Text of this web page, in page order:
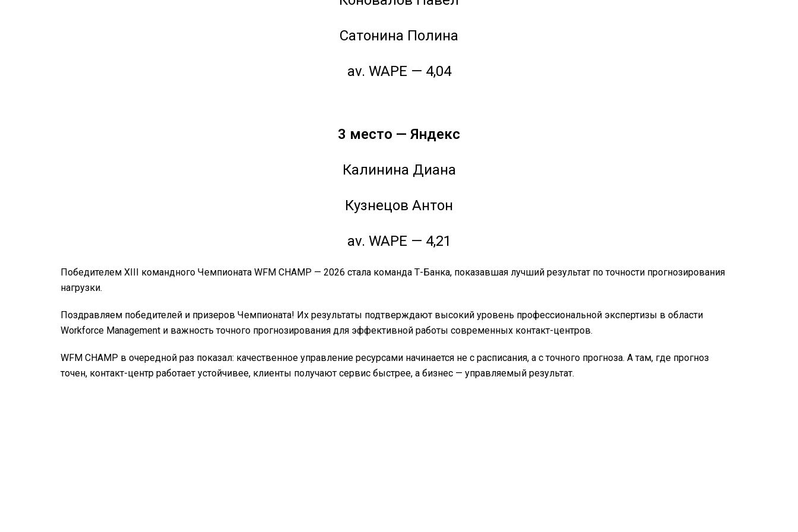
Сатонина Полина
av. WAPE — 4,04
3 место — Яндекс
Калинина Диана
Кузнецов Антон
av. WAPE — 4,21
Победителем XIII командного Чемпионата WFM CHAMP — 2026 стала команда Т-Банка, показавшая лучший результат по точности прогнозирования
нагрузки.
Поздравляем победителей и призеров Чемпионата! Их результаты подтверждают высокий уровень профессиональной экспертизы в области
Workforce Management и важность точного прогнозирования для эффективной работы современных контакт-центров.
WFM CHAMP в очередной раз показал: качественное управление ресурсами начинается не с расписания, а с точного прогноза. А там, где прогноз
точен, контакт-центр работает устойчивее, клиенты получают сервис быстрее, а бизнес — управляемый результат.